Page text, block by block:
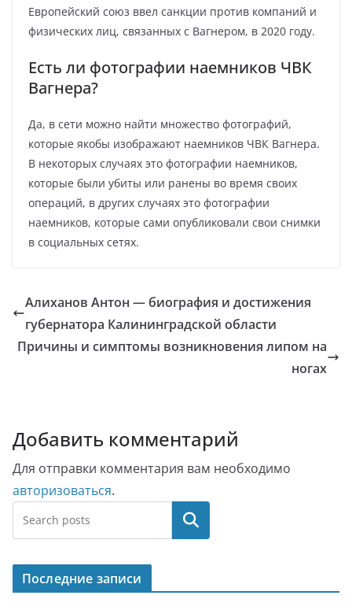
Европейский союз ввел санкции против компаний и
физических лиц, связанных с Вагнером, в 2020 году.
Есть ли фотографии наемников ЧВК
Вагнера?
Да, в сети можно найти множество фотографий,
которые якобы изображают наемников ЧВК Вагнера.
В некоторых случаях это фотографии наемников,
которые были убиты или ранены во время своих
операций, в других случаях это фотографии
наемников, которые сами опубликовали свои снимки
в социальных сетях.
Алиханов Антон — биография и достижения
губернатора Калининградской области
Причины и симптомы возникновения липом на
ногах
Добавить комментарий
Для отправки комментария вам необходимо
авторизоваться.
Поиск
Последние записи